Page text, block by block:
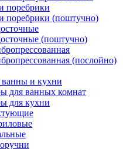
поребрики
поребрики (поштучно)
(поштучно)
(послойно)
ванны и кухни
для ванных комнат
для кухни